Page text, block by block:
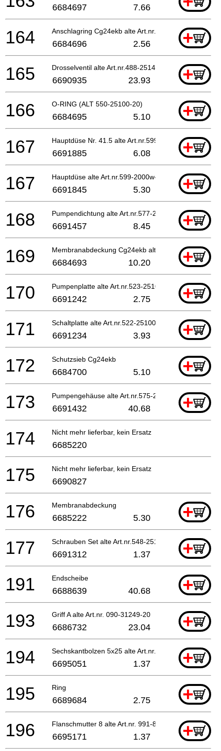
6684697 7.66
Anschlagring Cg24ekb alte Art.nr. 489-25100-20
+
164 6684696 2.56
Drosselventil alte Art.nr.488-25146-80 Till B0338
+
165 6690935 23.93
O-RING (ALT 550-25100-20) +
166 6684695 5.10
Hauptdüse Nr. 41.5 alte Art.nr.599-200aw-41 Till
+
167 6691885 6.08
Hauptdüse alte Art.nr.599-2000w-40 Till B023800
+
167 6691845 5.30
Pumpendichtung alte Art.nr.577-25100-20+
168 6691457 8.45
Membranabdeckung Cg24ekb alte Art.nr.576-25100-
+
169 6684693 10.20
Pumpenplatte alte Art.nr.523-25100-20 +
170 6691242 2.75
Schaltplatte alte Art.nr.522-25100-20 +
171 6691234 3.93
Schutzsieb Cg24ekb +
172 6684700 5.10
Pumpengehäuse alte Art.nr.575-25152-80 Till U1005
+
173 6691432 40.68
Nicht mehr lieferbar, kein Ersatz
174 6685220
Nicht mehr lieferbar, kein Ersatz
175 6690827
Membranabdeckung +
176 6685222 5.30
Schrauben Set alte Art.nr.548-25101-20 +
177 6691312 1.37
Endscheibe +
191 6688639 40.68
Griff A alte Art.nr. 090-31249-20 +
193 6686732 23.04
Sechskantbolzen 5x25 alte Art.nr. 990-51050-253
+
194 6695051 1.37
Ring +
195 6689684 2.75
Flanschmutter 8 alte Art.nr. 991-83080-001+
196 6695171 1.37